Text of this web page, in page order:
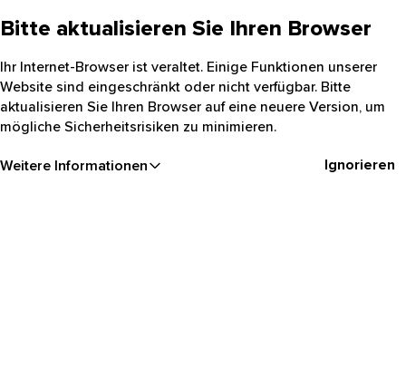
Bitte aktualisieren Sie Ihren Browser
Ihr Internet-Browser ist veraltet. Einige Funktionen unserer
Website sind eingeschränkt oder nicht verfügbar. Bitte
aktualisieren Sie Ihren Browser auf eine neuere Version, um
mögliche Sicherheitsrisiken zu minimieren.
Weitere Informationen Ignorieren